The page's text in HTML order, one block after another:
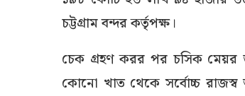
চট্টগ্রাম বন্দর কর্তৃপক্ষ।
চেক গ্রহণ করর পর চসিক মেয়র
কোনো খাত থেকে সর্বোচ্চ